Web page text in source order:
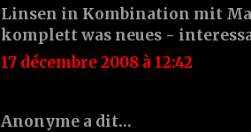
Linsen in Kombination mit
komplett was neues -
17 décembre 2008 à 12:42
Anonyme a dit…